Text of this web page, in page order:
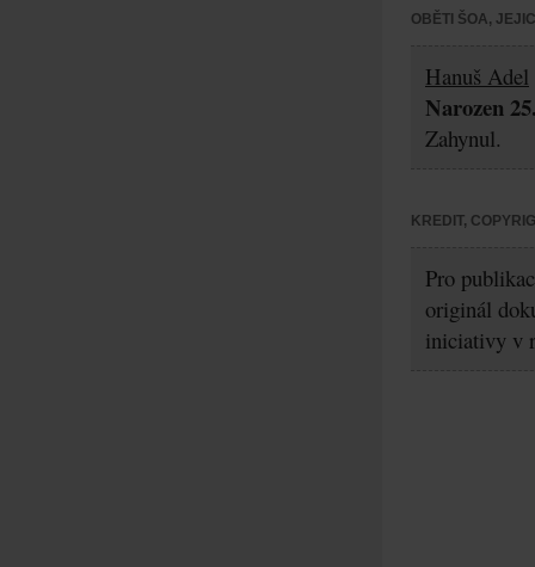
OBĚTI ŠOA,
Hanuš Adel
Narozen
Zahynul.
KREDIT,
Pro
originál
iniciativy v